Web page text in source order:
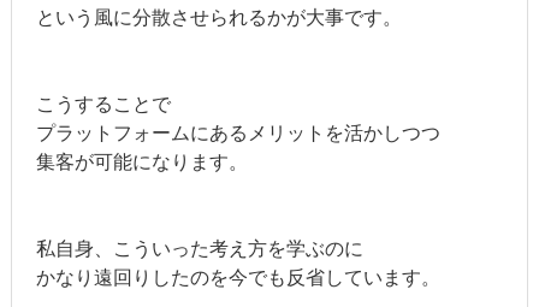
という風に分散させられるかが大事です。
こうすることで
プラットフォームにあるメリットを活かしつつ
集客が可能になります。
私自身、こういった考え方を学ぶのに
かなり遠回りしたのを今でも反省しています。